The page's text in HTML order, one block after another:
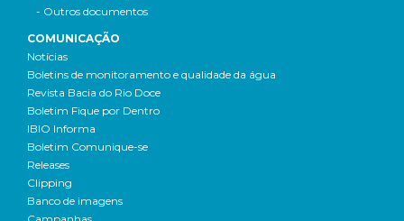
- Outros documentos
COMUNICAÇÃO
Notícias
Boletins de monitoramento e qualidade da água
Revista Bacia do Rio Doce
Boletim Fique por Dentro
IBIO Informa
Boletim Comunique-se
Releases
Clipping
Banco de imagens